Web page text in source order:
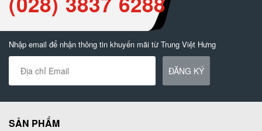
Nhập email để nhận thông tin khuyến mãi từ Trung Việt Hưng
ĐĂNG KÝ
SẢN PHẨM